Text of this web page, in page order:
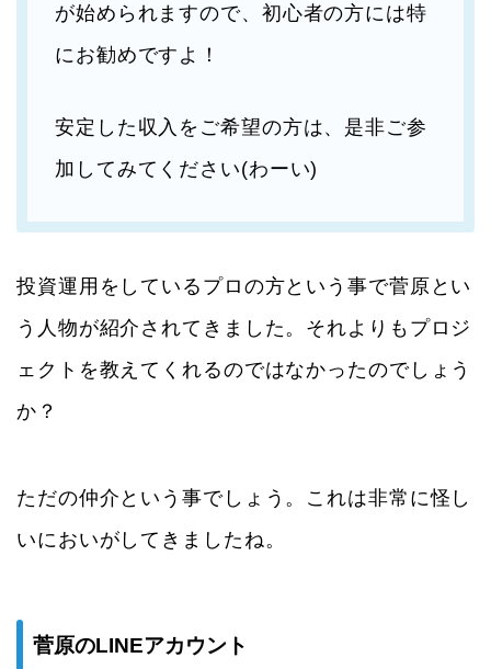
が始められますので、初心者の方には特
にお勧めですよ！
安定した収入をご希望の方は、是非ご参
加してみてください(わーい)
投資運用をしているプロの方という事で菅原とい
う人物が紹介されてきました。それよりもプロジ
ェクトを教えてくれるのではなかったのでしょう
か？
ただの仲介という事でしょう。これは非常に怪し
いにおいがしてきましたね。
菅原のLINEアカウント